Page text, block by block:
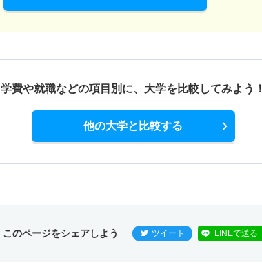
学費や就職などの項目別に、 大学を比較してみよう！
他の大学と比較する
このページをシェアしよう ツイート LINEで送る